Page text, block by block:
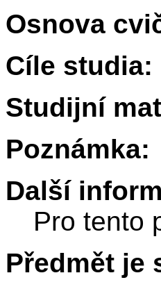
Osnova
Cíle studia:
Studijní
Poznámka:
Další
Pro tento
Předmět je